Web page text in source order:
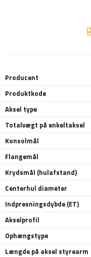
Producent
Produktkode
Aksel type
Totalvægt på enkeltaksel
Konsolmål
Flangemål
Krydsmål (hulafstand)
Centerhul diameter
Indpresningsdybde (ET)
Akselprofil
Ophængstype
Længde på aksel styrearm